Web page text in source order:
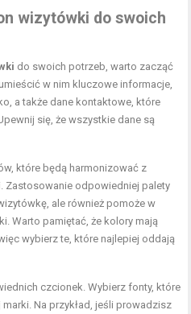
wizytówki do swoich
do swoich potrzeb, warto zacząć
w nim kluczowe informacje,
a także dane kontaktowe, które
się, że wszystkie dane są
które będą harmonizować z
Zastosowanie odpowiedniej palety
ale również pomoże w
Warto pamiętać, że kolory mają
wybierz te, które najlepiej oddają
czcionek. Wybierz fonty, które
Na przykład, jeśli prowadzisz